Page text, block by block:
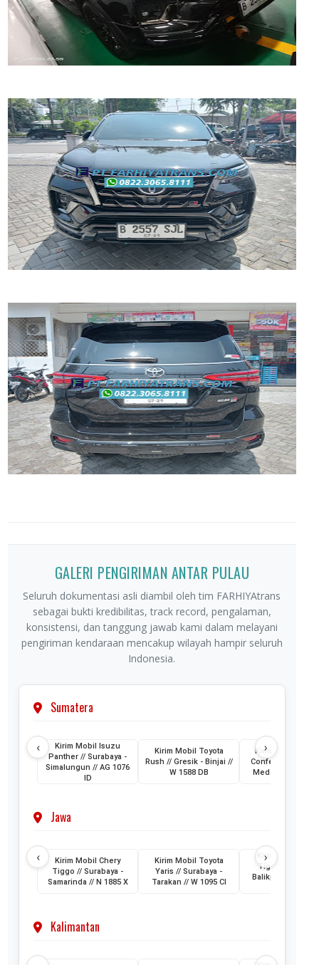
GALERI PENGIRIMAN ANTAR PULAU
Seluruh dokumentasi asli diambil oleh tim FARHIYAtrans
sebagai bukti kredibilitas, track record, pengalaman,
konsistensi, dan tanggung jawab kami dalam melayani
pengiriman kendaraan mencakup wilayah hampir seluruh
Indonesia.
Sumatera
‹
Kirim Mobil Isuzu
Panther // Surabaya -
Simalungun // AG 1076
ID
Kirim Mobil Toyota
Rush // Gresik - Binjai //
W 1588 DB
Kirim Mobil
Confero //
Medan // L 1202
›
Jawa
‹
Kirim Mobil Chery
Tiggo // Surabaya -
Samarinda // N 1885 X
Kirim Mobil Toyota
Yaris // Surabaya -
Tarakan // W 1095 CI
Kirim Mobil
Tiggo // Jakarta
Balikpapan // D
›
Kalimantan